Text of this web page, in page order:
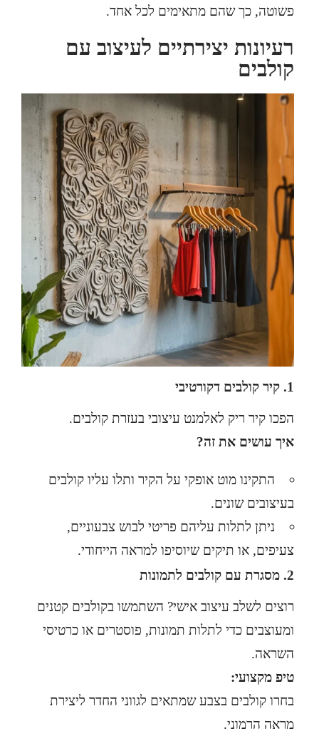
פשוטה, כך שהם מתאימים לכל אחד.
רעיונות יצירתיים לעיצוב עם
קולבים
1. קיר קולבים דקורטיבי
הפכו קיר ריק לאלמנט עיצובי בעזרת קולבים.
איך עושים את זה?
התקינו מוט אופקי על הקיר ותלו עליו קולבים
בעיצובים שונים.
ניתן לתלות עליהם פריטי לבוש צבעוניים,
צעיפים, או תיקים שיוסיפו למראה הייחודי.
2. מסגרת עם קולבים לתמונות
רוצים לשלב עיצוב אישי? השתמשו בקולבים קטנים
ומעוצבים כדי לתלות תמונות, פוסטרים או כרטיסי
השראה.
טיפ מקצועי:
בחרו קולבים בצבע שמתאים לגווני החדר ליצירת
מראה הרמוני.